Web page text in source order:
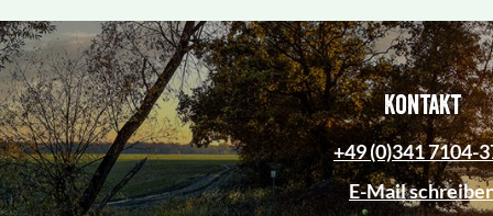
Kontakt
+49 (0)341 7104-
E-Mail